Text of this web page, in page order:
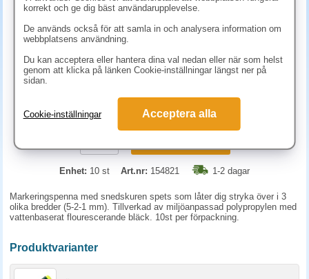
136.30 kr (inkl. moms)
Enhet: 10 st Art.nr: 154821 1-2 dagar
Markeringspenna med snedskuren spets som låter dig stryka över i 3
olika bredder (5-2-1 mm). Tillverkad av miljöanpassad polypropylen med
vattenbaserat flourescerande bläck. 10st per förpackning.
Produktvarianter
korrekt och ge dig bäst användarupplevelse.
De används också för att samla in och analysera information om
webbplatsens användning.
Du kan acceptera eller hantera dina val nedan eller när som helst
genom att klicka på länken Cookie-inställningar längst ner på
sidan.
Cookie-inställningar Acceptera alla